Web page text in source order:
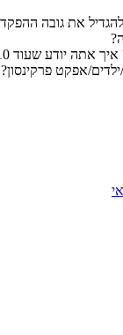
אפקט פרקינסון?